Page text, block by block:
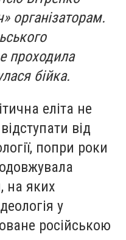
організаторам.
проходила
бійка.
еліта не
від
попри роки
на яких
у
російською